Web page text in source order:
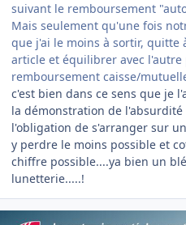
suivant le remboursement
Mais seulement qu'une fois
que j'ai le moins à sortir, quitte
article et équilibrer avec
remboursement caisse/
c'est bien dans ce sens que je
la démonstration de l'absurdité
l'obligation de s'arranger sur
y perdre le moins possible et
chiffre possible....ya bien un
lunetterie.....!